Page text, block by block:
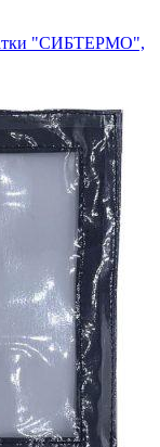
"СИБТЕРМО",